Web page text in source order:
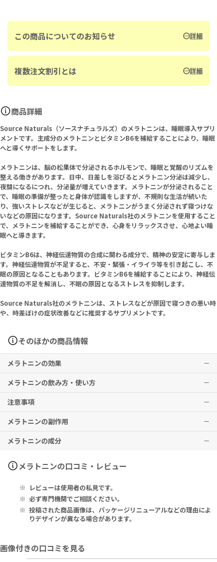
この商品についてのお知らせ 詳細
複数注文割引とは 詳細
商品詳細
Source Naturals（ソースナチュラルズ）のメラトニンは、睡眠導入サプリ
メントです。主成分のメラトニンとビタミンB6を補給することにより、睡眠
へと導くサポートをします。
メラトニンは、脳の松果体で分泌されるホルモンで、睡眠と覚醒のリズムを
整える働きがあります。日中、日差しを浴びるとメラトニン分泌は減少し、
夜間になるにつれ、分泌量が増えていきます。メラトニンが分泌されること
で、睡眠の準備が整ったと身体が認識をしますが、不規則な生活が続いた
り、強いストレスなどが生じると、メラトニンがうまく分泌されず寝つけな
いなどの原因になります。Source Naturals社のメラトニンを使用すること
で、メラトニンを補給することができ、心身をリラックスさせ、心地よい睡
眠へと導きます。
ビタミンB6は、神経伝達物質の合成に関わる成分で、精神の安定に寄与しま
す。神経伝達物質が不足すると、不安・緊張・イライラ等を引き起こし、不
眠の原因となることもあります。ビタミンB6を補給することにより、神経伝
達物質の不足を解消し、不眠の原因となるストレスを抑制します。
Source Naturals社のメラトニンは、ストレスなどが原因で寝つきの悪い時
や、時差ぼけの症状改善などに推奨するサプリメントです。
そのほかの商品情報
メラトニンの効果
メラトニン(Meratonin)5mgオレンジ味
メラトニン(Meratonin)3mg
メラトニン(Meratonin)5mg
睡眠サポート
※有用性には個人差がありますことを予めご了承ください。
メラトニンの飲み方・使い方
メラトニン(Meratonin)5mgオレンジ味
1日1ロゼンジを目安に就寝前にお召し上がりください。
人によっては、ロゼンジ半粒でも十分です。1日1ロゼンジを超えて摂
取しないでください。
本品を舌下に置き、ゆっくり溶かしてください。その際、同じ場所に
メラトニン(Meratonin)3mg
人によっては、タブレット半粒でも十分です。医師の指示が無い限
り、1日2タブレットを超えて摂取しないでください。
メラトニン(Meratonin)5mg
り、1日1タブレットを超えて摂取しないでください。
注意事項
メラトニン(Meratonin)5mgオレンジ味
メラトニン(Meratonin)3mg
メラトニン(Meratonin)5mg
ではありません。1日の摂取目安量を必ず守り、過剰な摂取はお控え
ください。
未成年の方は本品の摂取を避けてください。
妊娠中・妊娠の可能性のある方・授乳中の方は、本品の摂取を避けて
ください。
自己免疫疾患・糖尿病・うつ病・甲状腺疾患・てんかん・白血病・リ
品を使用する前に、医師・専門家にご相談ください。
車の運転など危険を伴う機械の操作をする際は、本品を摂取しないで
メラトニンの副作用
メラトニン(Meratonin)5mgオレンジ味
メラトニン(Meratonin)5mg
モニタリングによる主成分が同じ商品使用者のうち約10%の方に、軽
す。
メラトニンの成分
メラトニン(Meratonin)5mgオレンジ味
Serving Size 1 Lozenge:
mcg, Melatonin 5mg.
Other Ingredients: Sorbitol, Mannitol, Natural Orange Flavo
r, Magnesium Stearate, and Stearic Acid.
ビタミンB6(ピリドキサール-5'-リン酸[Coenzymated™]) 335mc
g、メラトニン 5mg
メラトニンの口コミ・レビュー
レビューは使用者の私見です。
必ず専門機関でご相談ください。
投稿された商品画像は、パッケージリニューアルなどの理由によ
りデザインが異なる場合があります。
画像付きの口コミを見る